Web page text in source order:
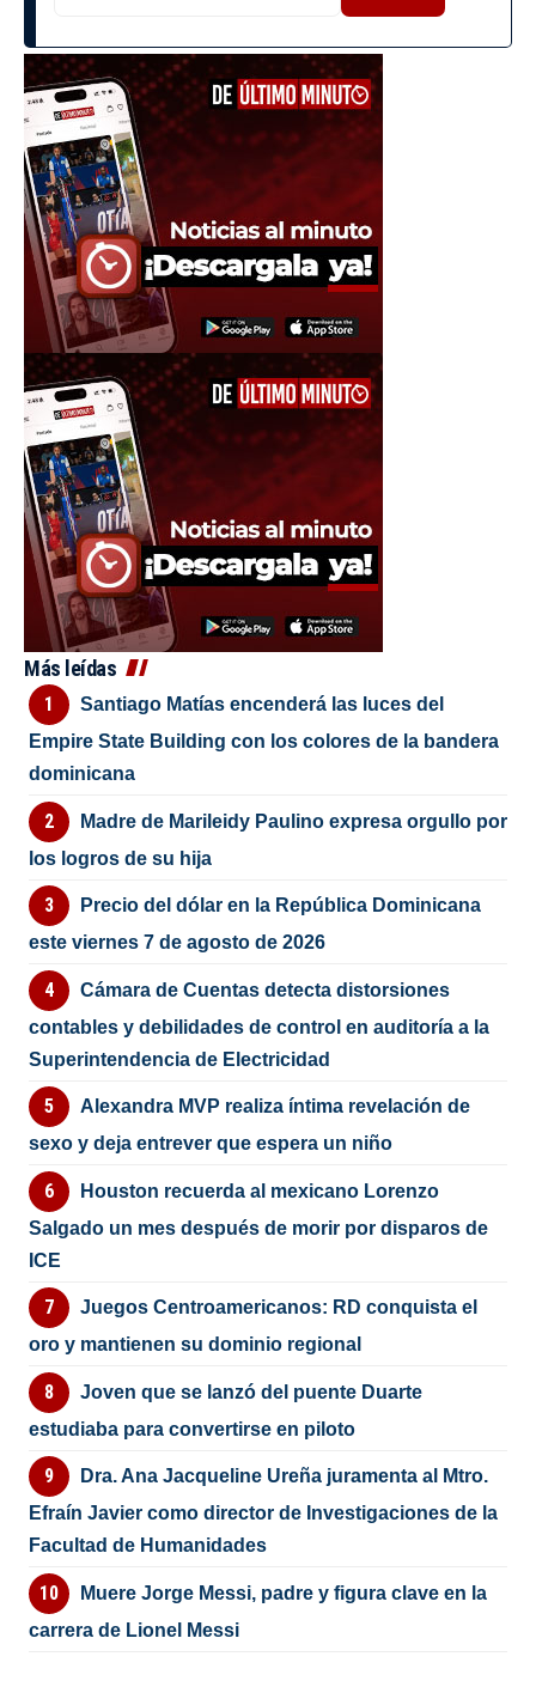
Más leídas
Santiago Matías encenderá las luces del
Empire State Building con los colores de la bandera
dominicana
Madre de Marileidy Paulino expresa orgullo por
los logros de su hija
Precio del dólar en la República Dominicana
este viernes 7 de agosto de 2026
Cámara de Cuentas detecta distorsiones
contables y debilidades de control en auditoría a la
Superintendencia de Electricidad
Alexandra MVP realiza íntima revelación de
sexo y deja entrever que espera un niño
Houston recuerda al mexicano Lorenzo
Salgado un mes después de morir por disparos de
ICE
Juegos Centroamericanos: RD conquista el
oro y mantienen su dominio regional
Joven que se lanzó del puente Duarte
estudiaba para convertirse en piloto
Dra. Ana Jacqueline Ureña juramenta al Mtro.
Efraín Javier como director de Investigaciones de la
Facultad de Humanidades
Muere Jorge Messi, padre y figura clave en la
carrera de Lionel Messi